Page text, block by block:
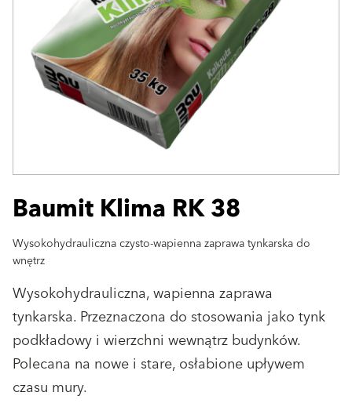
Baumit Klima RK 38
Wysokohydrauliczna czysto-wapienna zaprawa tynkarska do
wnętrz
Wysokohydrauliczna, wapienna zaprawa
tynkarska. Przeznaczona do stosowania jako tynk
podkładowy i wierzchni wewnątrz budynków.
Polecana na nowe i stare, osłabione upływem
czasu mury.